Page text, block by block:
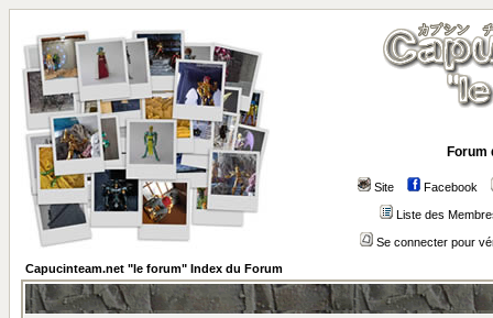
Forum
Site Facebook
Liste des
Se connecter pour
Capucinteam.net "le forum" Index du Forum